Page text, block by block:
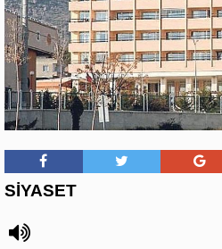
SİYASET